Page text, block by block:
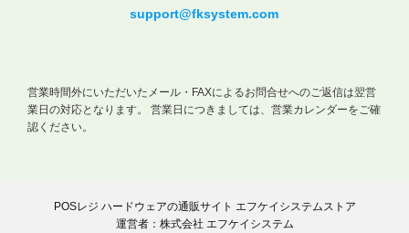
support@fksystem.com
営業時間外にいただいたメール・FAXによるお問合せへのご返信は翌営
業日の対応となります。
営業日につきましては、営業カレンダーをご確
認ください。
POSレジ ハードウェアの通販サイト エフケイシステムストア
運営者：株式会社 エフケイシステム